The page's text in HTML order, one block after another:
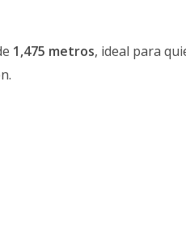
1,475 metros, ideal para